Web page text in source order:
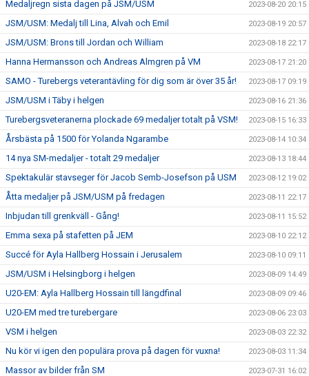
Medaljregn sista dagen på JSM/USM 2023-08-20 20:15
JSM/USM: Medalj till Lina, Alvah och Emil 2023-08-19 20:57
JSM/USM: Brons till Jordan och William 2023-08-18 22:17
Hanna Hermansson och Andreas Almgren på VM 2023-08-17 21:20
SAMO - Turebergs veterantävling för dig som är över 35 år! 2023-08-17 09:19
JSM/USM i Täby i helgen 2023-08-16 21:36
Turebergsveteranerna plockade 69 medaljer totalt på VSM! 2023-08-15 16:33
Årsbästa på 1500 för Yolanda Ngarambe 2023-08-14 10:34
14 nya SM-medaljer - totalt 29 medaljer 2023-08-13 18:44
Spektakulär stavseger för Jacob Semb-Josefson på USM 2023-08-12 19:02
Åtta medaljer på JSM/USM på fredagen 2023-08-11 22:17
Inbjudan till grenkväll - Gång! 2023-08-11 15:52
Emma sexa på stafetten på JEM 2023-08-10 22:12
Succé för Ayla Hallberg Hossain i Jerusalem 2023-08-10 09:11
JSM/USM i Helsingborg i helgen 2023-08-09 14:49
U20-EM: Ayla Hallberg Hossain till längdfinal 2023-08-09 09:46
U20-EM med tre turebergare 2023-08-06 23:03
VSM i helgen 2023-08-03 22:32
Nu kör vi igen den populära prova på dagen för vuxna! 2023-08-03 11:34
Massor av bilder från SM 2023-07-31 16:02